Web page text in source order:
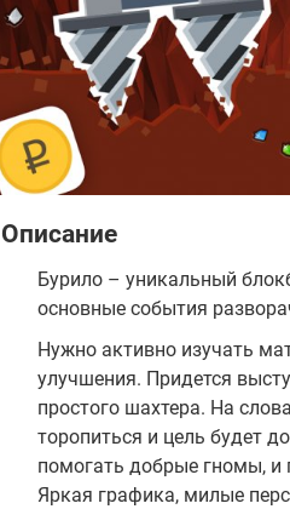
Описание
Бурило – уникальный
основные события
Нужно активно изучать
улучшения. Придется
простого шахтера. На
торопиться и цель будет
помогать добрые гномы, и
Яркая графика, милые